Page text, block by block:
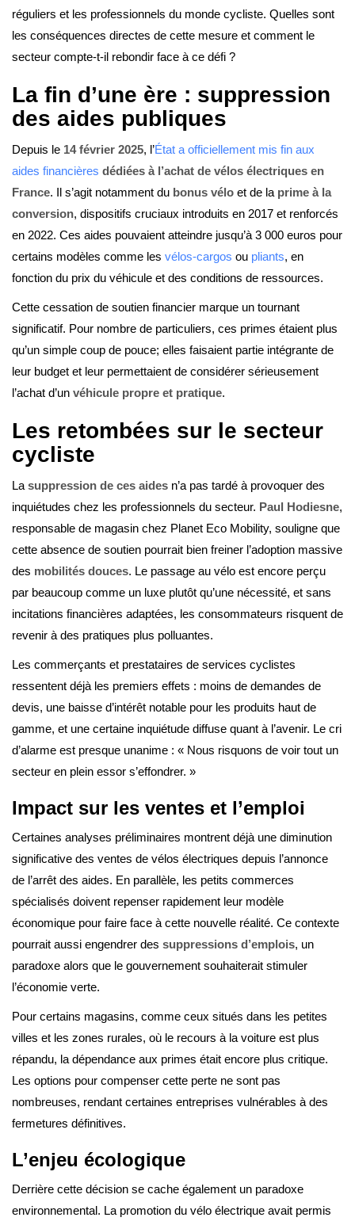
réguliers et les professionnels du monde cycliste. Quelles sont
les conséquences directes de cette mesure et comment le
secteur compte-t-il rebondir face à ce défi ?
La fin d’une ère : suppression
des aides publiques
Depuis le 14 février 2025, l’État a officiellement mis fin aux
aides financières dédiées à l’achat de vélos électriques en
France. Il s’agit notamment du bonus vélo et de la prime à la
conversion, dispositifs cruciaux introduits en 2017 et renforcés
en 2022. Ces aides pouvaient atteindre jusqu’à 3 000 euros pour
certains modèles comme les vélos-cargos ou pliants, en
fonction du prix du véhicule et des conditions de ressources.
Cette cessation de soutien financier marque un tournant
significatif. Pour nombre de particuliers, ces primes étaient plus
qu’un simple coup de pouce; elles faisaient partie intégrante de
leur budget et leur permettaient de considérer sérieusement
l’achat d’un véhicule propre et pratique.
Les retombées sur le secteur
cycliste
La suppression de ces aides n’a pas tardé à provoquer des
inquiétudes chez les professionnels du secteur. Paul Hodiesne,
responsable de magasin chez Planet Eco Mobility, souligne que
cette absence de soutien pourrait bien freiner l’adoption massive
des mobilités douces. Le passage au vélo est encore perçu
par beaucoup comme un luxe plutôt qu’une nécessité, et sans
incitations financières adaptées, les consommateurs risquent de
revenir à des pratiques plus polluantes.
Les commerçants et prestataires de services cyclistes
ressentent déjà les premiers effets : moins de demandes de
devis, une baisse d’intérêt notable pour les produits haut de
gamme, et une certaine inquiétude diffuse quant à l’avenir. Le cri
d’alarme est presque unanime : « Nous risquons de voir tout un
secteur en plein essor s’effondrer. »
Impact sur les ventes et l’emploi
Certaines analyses préliminaires montrent déjà une diminution
significative des ventes de vélos électriques depuis l’annonce
de l’arrêt des aides. En parallèle, les petits commerces
spécialisés doivent repenser rapidement leur modèle
économique pour faire face à cette nouvelle réalité. Ce contexte
pourrait aussi engendrer des suppressions d’emplois, un
paradoxe alors que le gouvernement souhaiterait stimuler
l’économie verte.
Pour certains magasins, comme ceux situés dans les petites
villes et les zones rurales, où le recours à la voiture est plus
répandu, la dépendance aux primes était encore plus critique.
Les options pour compenser cette perte ne sont pas
nombreuses, rendant certaines entreprises vulnérables à des
fermetures définitives.
L’enjeu écologique
Derrière cette décision se cache également un paradoxe
environnemental. La promotion du vélo électrique avait permis